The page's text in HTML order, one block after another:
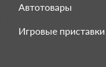
Автотовары
Игровые приставки